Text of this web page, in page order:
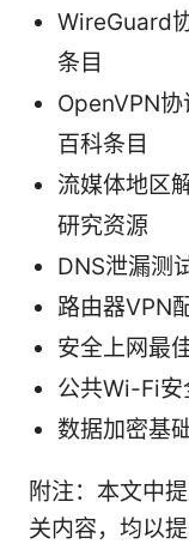
WireGuard
条目
OpenVPN
百科条目
流媒体地区
研究资源
DNS泄漏测
路由器VPN
安全上网最
公共Wi-Fi安
数据加密基
附注：本文中
关内容，均以